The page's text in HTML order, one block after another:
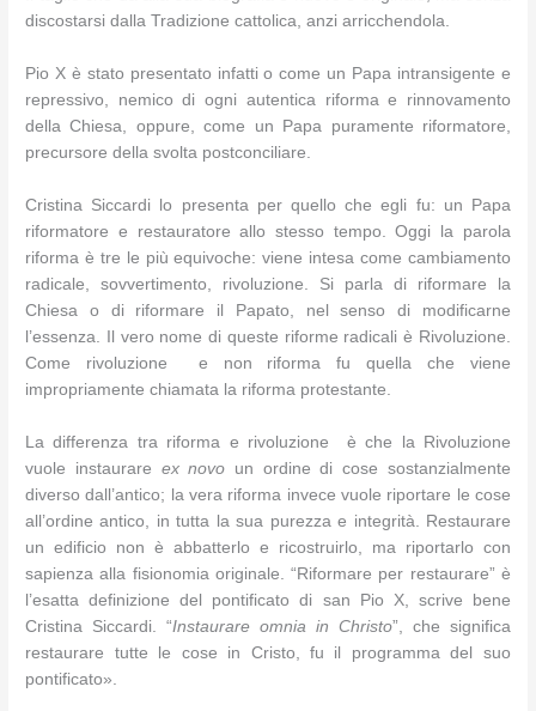
discostarsi dalla Tradizione cattolica, anzi arricchendola.
Pio X è stato presentato infatti o come un Papa intransigente e
repressivo, nemico di ogni autentica riforma e rinnovamento
della Chiesa, oppure, come un Papa puramente riformatore,
precursore della svolta postconciliare.
Cristina Siccardi lo presenta per quello che egli fu: un Papa
riformatore e restauratore allo stesso tempo. Oggi la parola
riforma è tre le più equivoche: viene intesa come cambiamento
radicale, sovvertimento, rivoluzione. Si parla di riformare la
Chiesa o di riformare il Papato, nel senso di modificarne
l’essenza. Il vero nome di queste riforme radicali è Rivoluzione.
Come rivoluzione e non riforma fu quella che viene
impropriamente chiamata la riforma protestante.
La differenza tra riforma e rivoluzione è che la Rivoluzione
vuole instaurare ex novo un ordine di cose sostanzialmente
diverso dall’antico; la vera riforma invece vuole riportare le cose
all’ordine antico, in tutta la sua purezza e integrità. Restaurare
un edificio non è abbatterlo e ricostruirlo, ma riportarlo con
sapienza alla fisionomia originale. “Riformare per restaurare” è
l’esatta definizione del pontificato di san Pio X, scrive bene
Cristina Siccardi. “Instaurare omnia in Christo”, che significa
restaurare tutte le cose in Cristo, fu il programma del suo
pontificato».